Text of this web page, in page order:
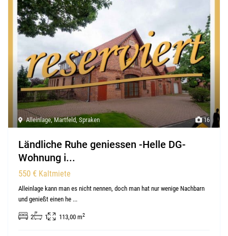
16
Alleinlage,Martfeld,Spraken
Ländliche Ruhe geniessen -Helle DG-
Wohnung i...
550 € Kaltmiete
Alleinlage kann man es nicht nennen, doch man hat nur wenige Nachbarn
und genießt einen he ...
2 1 113,00 m2